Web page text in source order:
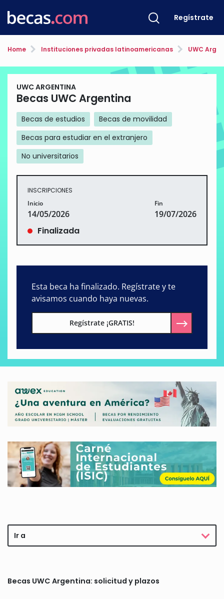
Regístrate
Home Instituciones privadas latinoamericanas UWC
UWC ARGENTINA
Becas UWC Argentina
Becas de estudios
Becas de movilidad
Becas para estudiar en el extranjero
No universitarios
INSCRIPCIONES
Inicio
14/05/2026
Fin
19/07/2026
Finalizada
Esta beca ha finalizado. Regístrate y te
avisamos cuando haya nuevas.
Regístrate ¡GRATIS!
Ir a
Becas UWC Argentina: solicitud y plazos